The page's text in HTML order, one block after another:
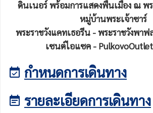
ดินเนอร์ พร้อมการแสดงพื้นเมือง ณ พ
หมู่บ้านพระเจ้าซาร์
พระราชวังแคทเธอรีน - พระราชวังพา
เซนต์ไอแซค -
กำหนดการเดินทาง
รายละเอียดการเดินทาง